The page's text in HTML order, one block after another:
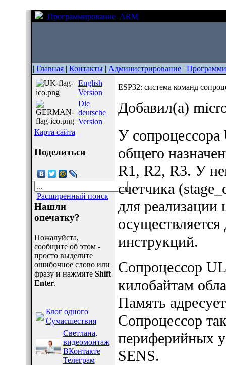
Программирование ARM
| Главная| Контакты| Администрирование|
English
Version
Die
deutsche
Version
Карта сайта
Поделиться
Расширенный поиск
Нашли
опечатку?
Пожалуйста,
сообщите об этом -
просто выделите
ошибочное слово или
фразу и нажмите Shift
Enter.
Блог одного
Сумасшествия
Светлана,
видеомонтаж
ВКонтакте
Телеграм
ESP32: система команд
Добавил(а)
У сопроцессора
общего
R1, R2, R3. У
счетчика
для реализации
инструкций.
Сопроцессор
килобайтам
Память
Сопроцессор
периферийных
SENS.